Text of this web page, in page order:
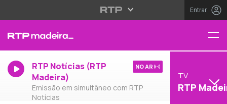
Entrar
RTP Notícias (RTP
Madeira)
Emissão em simultâneo com RTP
Notícias
NO AR
TV
RTP